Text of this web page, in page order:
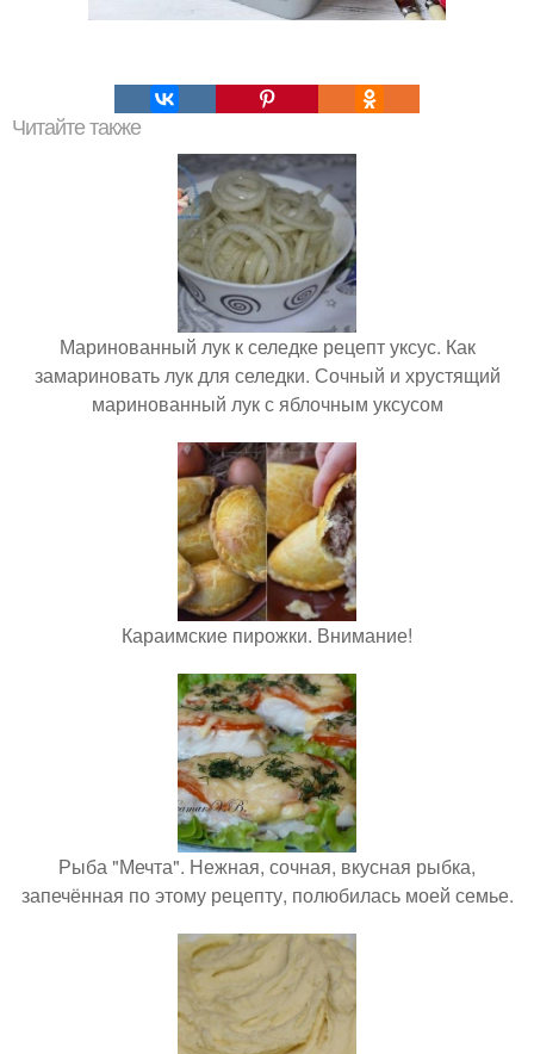
Читайте также
Маринованный лук к селедке рецепт уксус. Как
замариновать лук для селедки. Сочный и хрустящий
маринованный лук с яблочным уксусом
Караимские пирожки. Внимание!
Рыба "Мечта". Нежная, сочная, вкусная рыбка,
запечённая по этому рецепту, полюбилась моей семье.